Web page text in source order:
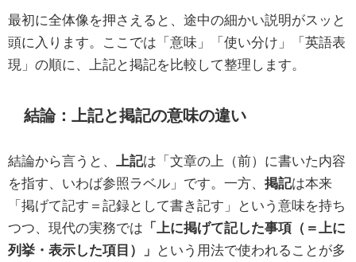
最初に全体像を押さえると、途中の細かい説明がスッと
頭に入ります。ここでは「意味」「使い分け」「英語表
現」の順に、上記と掲記を比較して整理します。
結論：上記と掲記の意味の違い
結論から言うと、 上記は「文章の上（前）に書いた内容
を指す、いわば参照ラベル」です。一方、 掲記は本来
「掲げて記す＝記録として書き記す」という意味を持ち
つつ、現代の実務では 「上に掲げて記した事項（＝上に
列挙・表示した項目）」
という用法で使われることが多